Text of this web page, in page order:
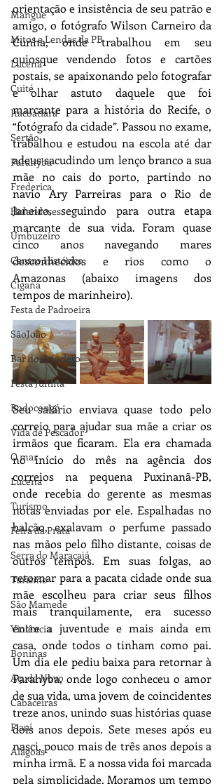
Mangue
Mitos e Lendas da PB
Lucena
Cuité
Itacoatiara
Sertão
Parahyba
Frederica
Holandeses
Umbuzeiro
Centro Histórico
Cigana
Festa de Padroeira
SãoJoão
Bar do Anacleto
Festa Junina
Bodocongó
Vida de Pescador
O mar
Lucena
Turismo
Feira da Prata
Serra do Maracajá
Turismo
São Mamede
Violência
Boninas
Açude Novo
Cabaceiras
Piauí
Alagoas
orientação e insistência de seu patrão e
amigo, o fotógrafo Wilson Carneiro da
Cunha, onde trabalhou em seu
quiosque vendendo fotos e cartões
postais, se apaixonando pelo fotografar
e olhar astuto daquele que foi
marcante para a história do Recife, o
“fotógrafo da cidade”. Passou no exame,
trabalhou e estudou na escola até dar
adeus sacudindo um lenço branco a sua
mãe no cais do porto, partindo no
navio Ary Parreiras para o Rio de
Janeiro, seguindo para outra etapa
marcante de sua vida. Foram quase
cinco anos navegando mares
desconhecidos e rios como o
Amazonas (abaixo imagens dos
tempos de marinheiro).
Seu salário enviava quase todo pelo
correio para ajudar sua mãe a criar os
irmãos que ficaram. Ela era chamada
no início do mês na agência dos
correios na pequena Puxinanã-PB,
onde recebia do gerente as mesmas
notas enviadas por ele. Espalhadas no
balcão, exalavam o perfume passado
nas mãos pelo filho distante, coisas de
outros tempos. Em suas folgas, ao
retornar para a pacata cidade onde sua
mãe escolheu para criar seus filhos
mais tranquilamente, era sucesso
entre a juventude e mais ainda em
casa, onde todos o tinham como pai.
Um dia ele pediu baixa para retornar à
Parahyba, onde logo conheceu o amor
de sua vida, uma jovem de coincidentes
treze anos, unindo suas histórias quase
dois anos depois. Sete meses após eu
nasci, pouco mais de três anos depois a
minha irmã. E a nossa vida foi marcada
pela simplicidade. Moramos um tempo